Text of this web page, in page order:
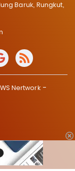
Baruk, Rungkut,
Nertwork